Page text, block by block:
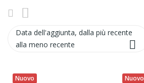
Data dell'aggiunta, dalla più recente
alla meno recente

Nuovo Nuovo